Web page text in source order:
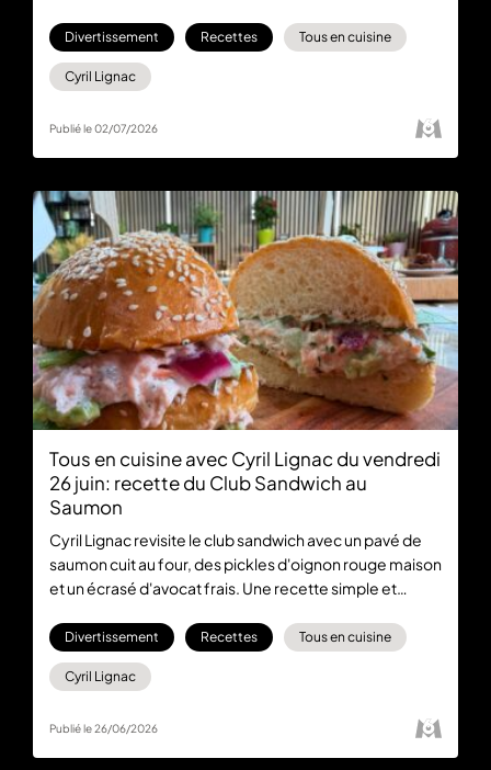
gourmande à retrouver dans Tous en Cuisine spéciale
Coupe du monde du jeudi 2 juillet, du lundi au vendredi
à 18:30 sur M6 et en streaming sur M6+
Divertissement Recettes Tous en cuisine
Cyril Lignac
Publié le 02/07/2026
Tous en cuisine avec Cyril Lignac du vendredi
26 juin: recette du Club Sandwich au
Saumon
Cyril Lignac revisite le club sandwich avec un pavé de
saumon cuit au four, des pickles d'oignon rouge maison
et un écrasé d'avocat frais. Une recette simple et
Cuisine du vendredi 26 juin, tous les jours du lundi au
vendredi à 18:30 en direct sur M6 et en streaming sur
M6+
Divertissement Recettes Tous en cuisine
Cyril Lignac
Publié le 26/06/2026